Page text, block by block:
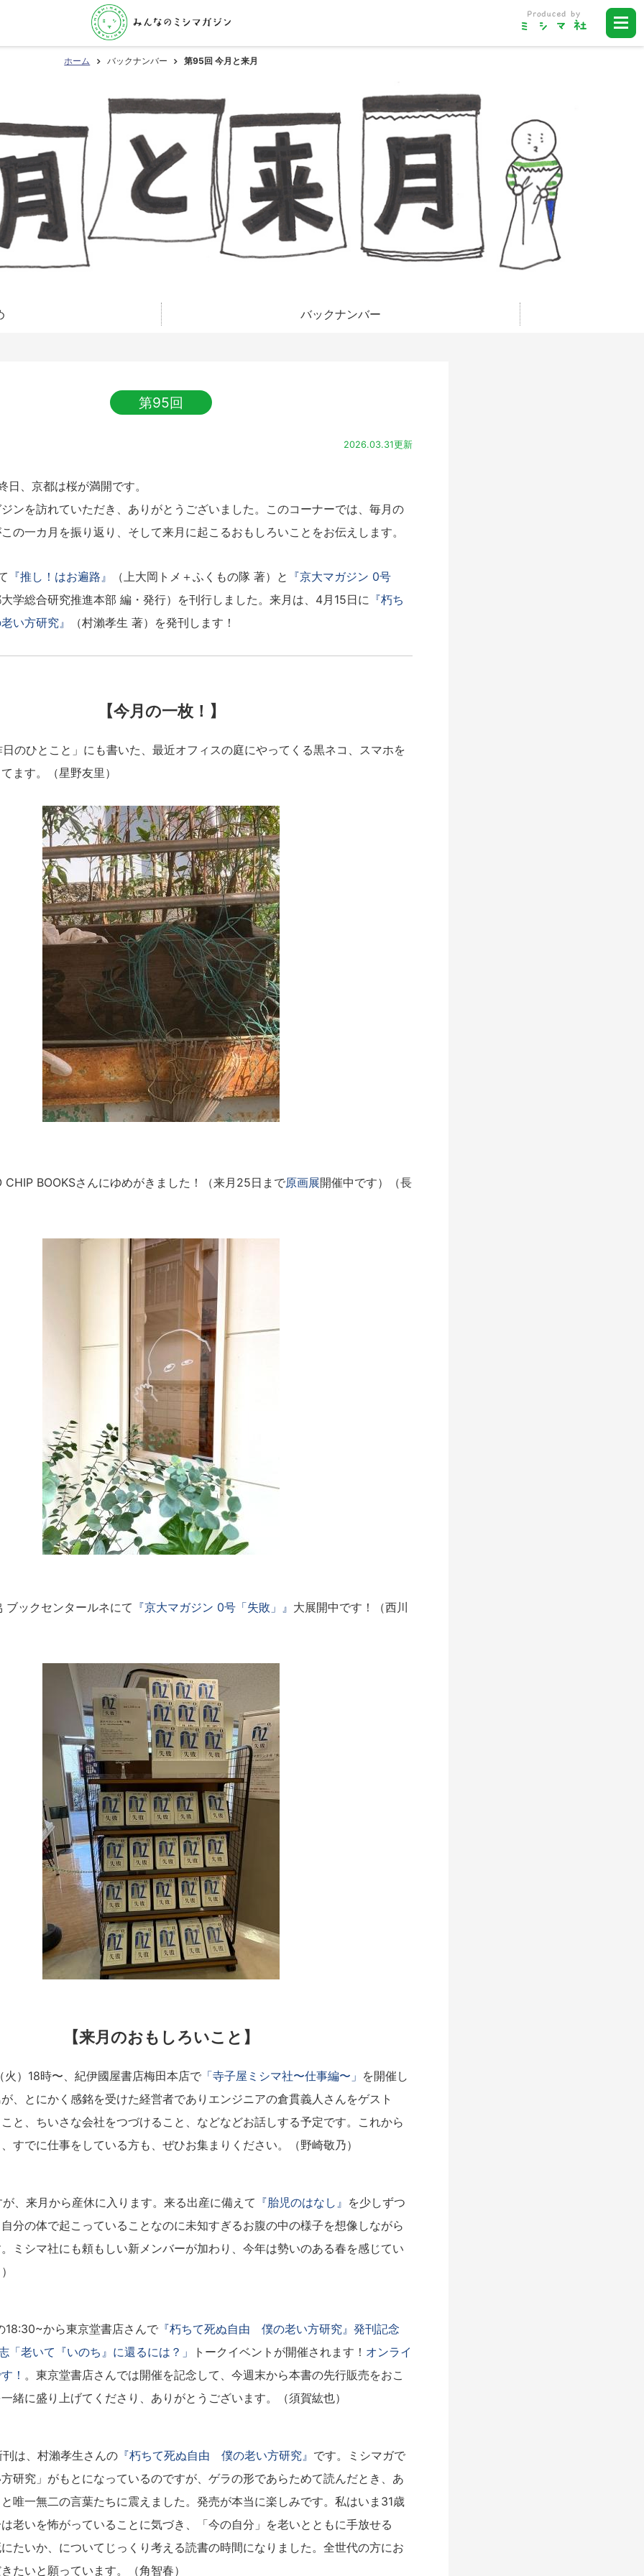
ホーム バックナンバー 第95回 今月と来月
バックナンバー
第95回
2026.03.31更新
、京都は桜が満開です。
を訪れていただき、ありがとうございました。このコーナーでは、毎月の
の一カ月を振り返り、そして来月に起こるおもしろいことをお伝えします。
『推し！はお遍路』 （上大岡トメ＋ふくもの隊 著）と 『京大マガジン 0号
学総合研究推進本部 編・発行）を刊行しました。来月は、4月15日に 『朽ち
い方研究』
（村瀨孝生 著）を発刊します！
【今月の一枚！】
のひとこと」にも書いた、最近オフィスの庭にやってくる黒ネコ、スマホを
ます。（星野友里）
BOOKSさんにゆめがきました！（来月25日まで原画展開催中です）（長
ブックセンタールネにて 『京大マガジン 0号「失敗」』 大展開中です！（西川
【来月のおもしろいこと】
火）18時〜、紀伊國屋書店梅田本店で 「寺子屋ミシマ社〜仕事編〜」 を開催し
、とにかく感銘を受けた経営者でありエンジニアの倉貫義人さんをゲスト
と、ちいさな会社をつづけること、などなどお話しする予定です。これから
すでに仕事をしている方も、ぜひお集まりください。（野崎敬乃）
、来月から産休に入ります。来る出産に備えて 『胎児のはなし』 を少しずつ
分の体で起こっていることなのに未知すぎるお腹の中の様子を想像しながら
ミシマ社にも頼もしい新メンバーが加わり、今年は勢いのある春を感じてい
から東京堂書店さんで 『朽ちて死ぬ自由 僕の老い方研究』発刊記念
「老いて『いのち』に還るには？」
トークイベントが開催されます！ オンライ
！ 。東京堂書店さんでは開催を記念して、今週末から本書の先行販売をおこ
緒に盛り上げてくださり、ありがとうございます。（須賀紘也）
は、村瀨孝生さんの 『朽ちて死ぬ自由 僕の老い方研究』 です。ミシマガで
研究」がもとになっているのですが、ゲラの形であらためて読んだとき、あ
唯一無二の言葉たちに震えました。発売が本当に楽しみです。私はいま31歳
老いを怖がっていることに気づき、「今の自分」を老いとともに手放せる
たいか、についてじっくり考える読書の時間になりました。全世代の方にお
たいと願っています。（角智春）